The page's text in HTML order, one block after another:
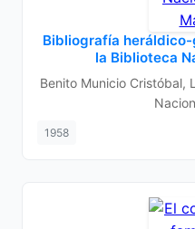
Bibliografía
la Biblioteca
Benito Municio Cristóbal,
1958